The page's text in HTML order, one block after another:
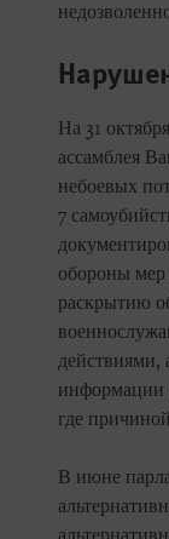
На 31
ассамблея
небоевых
7
обороны
раскрытию
действиями,
информации
где
В июне